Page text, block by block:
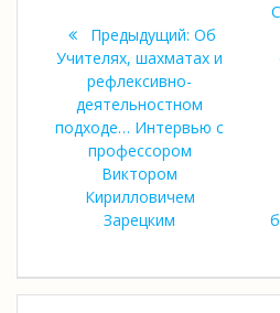
по
записям
Предыдущий:
запись:
Об
Учителях, шахматах и
рефлексивно-
деятельностном
подходе… Интервью с
профессором
Виктором
Кирилловичем
Зарецким